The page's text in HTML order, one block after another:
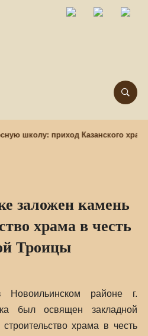
школу: приход Казанского храма
заложен камень
храма в честь
Троицы
районе г.
был освящен закладной
храма в честь